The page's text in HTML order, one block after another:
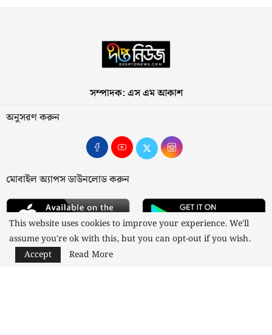
সম্পাদক: এস এম আকাশ
অনুসরণ করুন
মোবাইল অ্যাপস ডাউনলোড করুন
This website uses cookies to improve your experience. We'll
assume you're ok with this, but you can opt-out if you wish.
Accept
Read More